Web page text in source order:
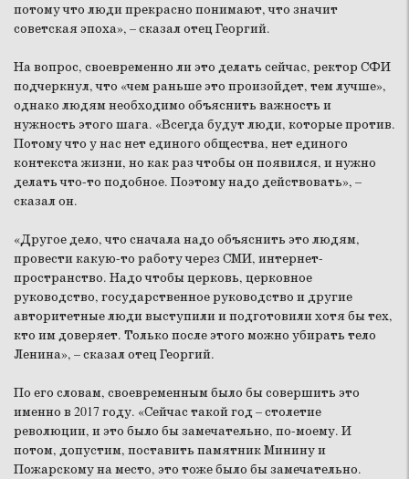
потому что люди прекрасно понимают, что значит
советская эпоха», – сказал отец Георгий.
На вопрос, своевременно ли это делать сейчас, ректор СФИ
подчеркнул, что «чем раньше это произойдет, тем лучше»,
однако людям необходимо объяснить важность и
нужность этого шага. «Всегда будут люди, которые против.
Потому что у нас нет единого общества, нет единого
контекста жизни, но как раз чтобы он появился, и нужно
делать что-то подобное. Поэтому надо действовать», –
сказал он.
«Другое дело, что сначала надо объяснить это людям,
провести какую-то работу через СМИ, интернет-
пространство. Надо чтобы церковь, церковное
руководство, государственное руководство и другие
авторитетные люди выступили и подготовили хотя бы тех,
кто им доверяет. Только после этого можно убирать тело
Ленина», – сказал отец Георгий.
По его словам, своевременным было бы совершить это
именно в 2017 году. «Сейчас такой год – столетие
революции, и это было бы замечательно, по-моему. И
потом, допустим, поставить памятник Минину и
Пожарскому на место, это тоже было бы замечательно.